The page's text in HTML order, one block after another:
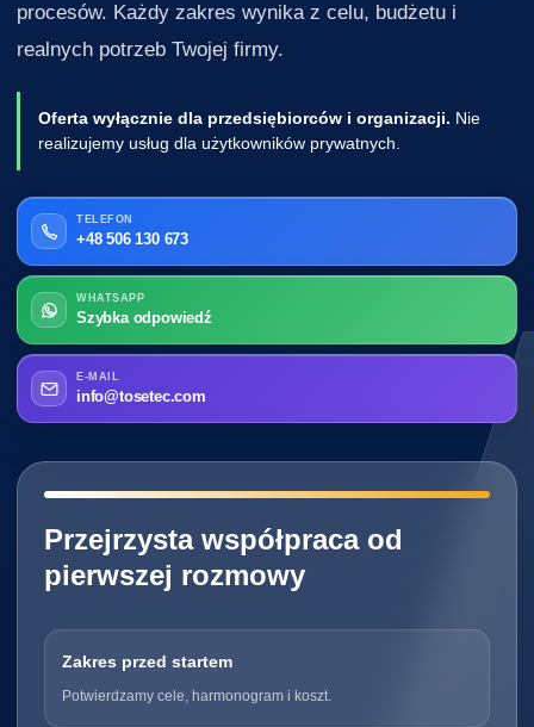
procesów. Każdy zakres wynika z celu, budżetu i
realnych potrzeb Twojej firmy.
Oferta wyłącznie dla przedsiębiorców i organizacji. Nie
realizujemy usług dla użytkowników prywatnych.
TELEFON
+48 506 130 673
WHATSAPP
Szybka odpowiedź
E-MAIL
info@tosetec.com
━━━━━━━━━━━━━━━━━━━━━━━━━━━━
Przejrzysta współpraca od
pierwszej rozmowy
Zakres przed startem
Potwierdzamy cele, harmonogram i koszt.